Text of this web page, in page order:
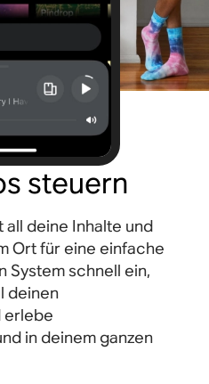
steuern
all deine Inhalte und
Ort für eine einfache
System schnell ein,
deinen
erlebe
in deinem ganzen